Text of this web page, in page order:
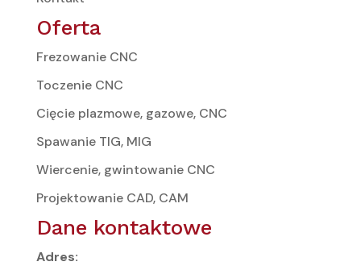
Oferta
Frezowanie CNC
Toczenie CNC
Cięcie plazmowe, gazowe, CNC
Spawanie TIG, MIG
Wiercenie, gwintowanie CNC
Projektowanie CAD, CAM
Dane kontaktowe
Adres: